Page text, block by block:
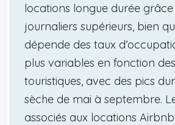
locations longue durée
journaliers supérieurs, bien
dépende des taux
plus variables en fonction
touristiques, avec des pics
sèche de mai à septembre.
associés aux locations